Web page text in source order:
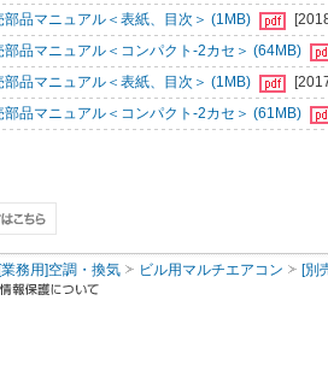
品マニュアル＜表紙、目次＞ (1MB)
品マニュアル＜コンパクト-2カセ＞ (64MB)
品マニュアル＜表紙、目次＞ (1MB)
品マニュアル＜コンパクト-2カセ＞ (61MB)
[業務用]空調・換気 ビル用マルチエアコン [別